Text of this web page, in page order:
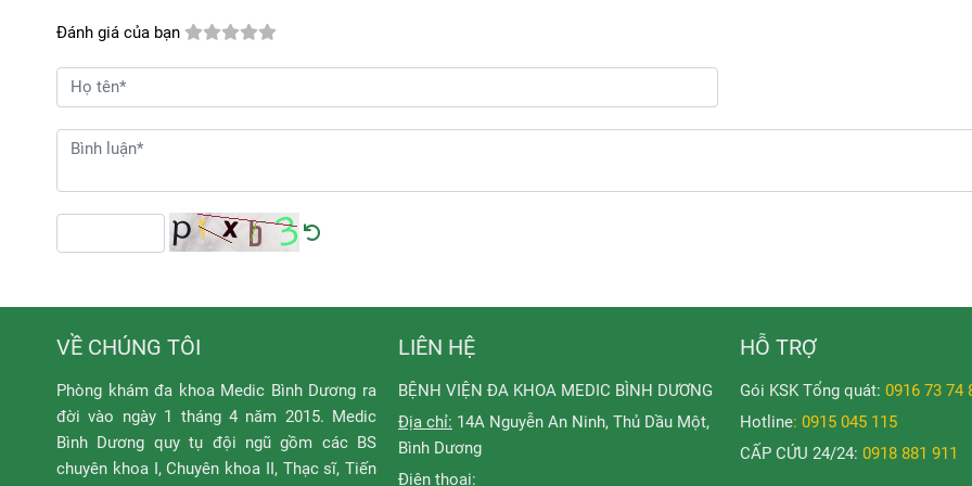
Đánh giá của bạn
VỀ CHÚNG TÔI
Phòng khám đa khoa Medic Bình Dương ra
đời vào ngày 1 tháng 4 năm 2015. Medic
Bình Dương quy tụ đội ngũ gồm các BS
chuyên khoa I, Chuyên khoa II, Thạc sĩ, Tiến
LIÊN HỆ
BỆNH VIỆN ĐA KHOA MEDIC BÌNH DƯƠNG
Địa chỉ: 14A Nguyễn An Ninh, Thủ Dầu Một,
Bình Dương
Điện thoại:
HỖ TRỢ
Gói KSK Tổng quát: 0916 73 74
Hotline: 0915 045 115
CẤP CỨU 24/24: 0918 881 911